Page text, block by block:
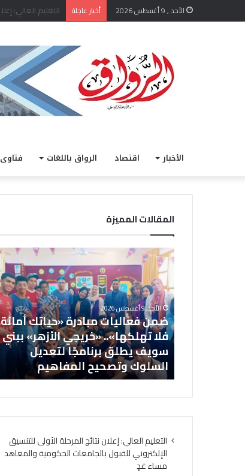
الأحد , 9 أغسطس 2026 أخبار عاجلة
الأخبار اقتصاد الرواق باللغات فتاوى
المقالات المميزة
ضمن
فعاليات
مبادرة
«حياتك
أمانة..
فلا
تهلكها»..
«خريجي
الأزهر»
ببني
سويف
لتعديل
وتصحيح
المفاهيم
الأحد, 9 أغسطس 2026
ضمن فعاليات مبادرة «حياتك
فلا تهلكها».. «خريجي الأزهر» ببني
سويف يطلق برنامجًا لتعديل
السلوك وتصحيح المفاهيم
التعليم العالي: إعلان نتائج المرحلة الأولى للتنسيق
الإلكتروني للقبول بالجامعات الحكومية والمعاهد
مساء غدٍ